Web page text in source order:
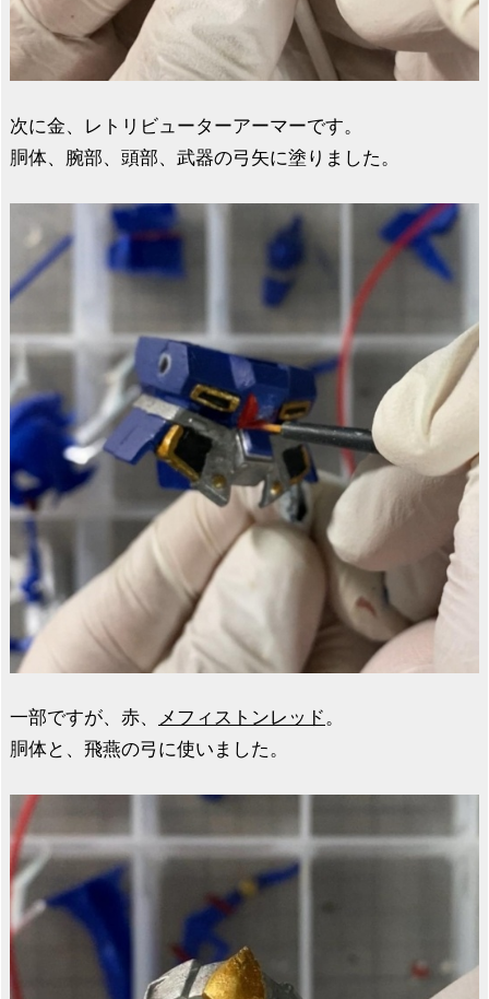
次に金、レトリビューターアーマーです。
胴体、腕部、頭部、武器の弓矢に塗りました。
一部ですが、赤、 メフィストンレッド。
胴体と、飛燕の弓に使いました。